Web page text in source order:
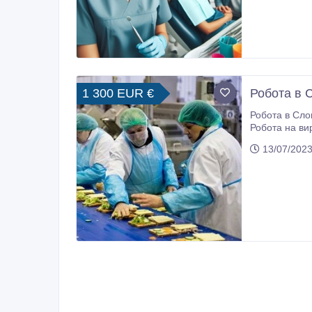
1 300 EUR € Робота в
Робота в Словаччині 1300 Євро на
Робота на виробництві Фаст-Фуду
мастити
13/07/